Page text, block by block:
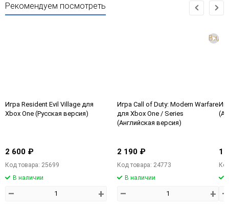
Рекомендуем посмотреть
Игра Resident Evil Village для
Xbox One (Русская версия)
2 600 ₽
Код товара: 25699
В наличии
– +
Игра Call of Duty: Modern Warfare
для Xbox One / Series
(Английская версия)
2 190 ₽
Код товара: 24773
В наличии
– +
1
–